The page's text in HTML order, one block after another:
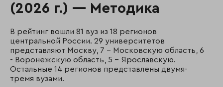
(2026 г.) — Методика
В рейтинг вошли 81 вуз из 18 регионов
центральной России. 29 университетов
представляют Москву, 7 - Московскую область, 6
- Воронежскую область, 5 - Ярославскую.
Остальные 14 регионов представлены двумя-
тремя вузами.